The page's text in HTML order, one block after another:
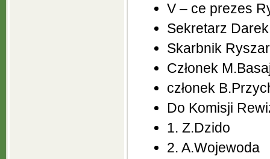
V – ce prezes
Sekretarz
Skarbnik
Członek
członek
Do Komisji
1. Z.Dzido
2. A.Wojewoda